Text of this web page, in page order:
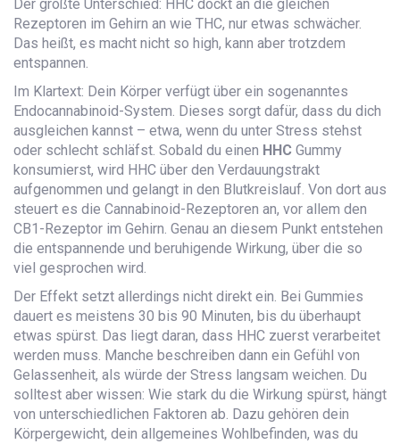
Der größte Unterschied: HHC dockt an die gleichen
Rezeptoren im Gehirn an wie THC, nur etwas schwächer.
Das heißt, es macht nicht so high, kann aber trotzdem
entspannen.
Im Klartext: Dein Körper verfügt über ein sogenanntes
Endocannabinoid-System. Dieses sorgt dafür, dass du dich
ausgleichen kannst – etwa, wenn du unter Stress stehst
oder schlecht schläfst. Sobald du einen HHC Gummy
konsumierst, wird HHC über den Verdauungstrakt
aufgenommen und gelangt in den Blutkreislauf. Von dort aus
steuert es die Cannabinoid-Rezeptoren an, vor allem den
CB1-Rezeptor im Gehirn. Genau an diesem Punkt entstehen
die entspannende und beruhigende Wirkung, über die so
viel gesprochen wird.
Der Effekt setzt allerdings nicht direkt ein. Bei Gummies
dauert es meistens 30 bis 90 Minuten, bis du überhaupt
etwas spürst. Das liegt daran, dass HHC zuerst verarbeitet
werden muss. Manche beschreiben dann ein Gefühl von
Gelassenheit, als würde der Stress langsam weichen. Du
solltest aber wissen: Wie stark du die Wirkung spürst, hängt
von unterschiedlichen Faktoren ab. Dazu gehören dein
Körpergewicht, dein allgemeines Wohlbefinden, was du